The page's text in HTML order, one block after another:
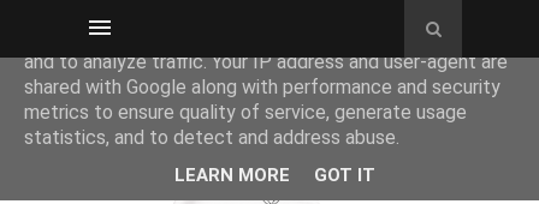
This site uses cookies from Google to deliver its services
and to analyze traffic. Your IP address and user-agent are
shared with Google along with performance and security
metrics to ensure quality of service, generate usage
statistics, and to detect and address abuse.
LEARN MORE GOT IT